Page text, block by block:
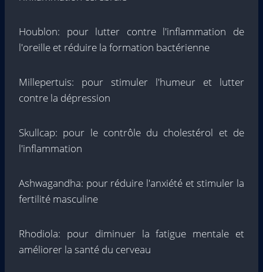
Houblon: pour lutter contre l'inflammation de
l'oreille et réduire la formation bactérienne
Millepertuis: pour stimuler l'humeur et lutter
contre la dépression
Skullcap: pour le contrôle du cholestérol et de
l'inflammation
Ashwagandha: pour réduire l'anxiété et stimuler la
fertilité masculine
Rhodiola: pour diminuer la fatigue mentale et
améliorer la santé du cerveau